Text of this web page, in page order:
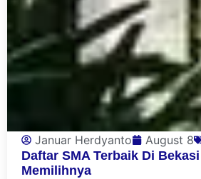
Januar Herdyanto August 8
Daftar SMA Terbaik Di
Memilihnya